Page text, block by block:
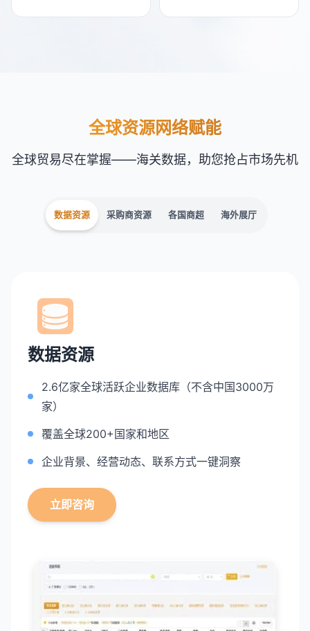
全球资源网络赋能
全球贸易尽在掌握——海关数据，助您抢占市场先机
数据资源 采购商资源 各国商超 海外展厅
数据资源
2.6亿家全球活跃企业数据库（不含中国3000万
家）
覆盖全球200+国家和地区
企业背景、经营动态、联系方式一键洞察
立即咨询